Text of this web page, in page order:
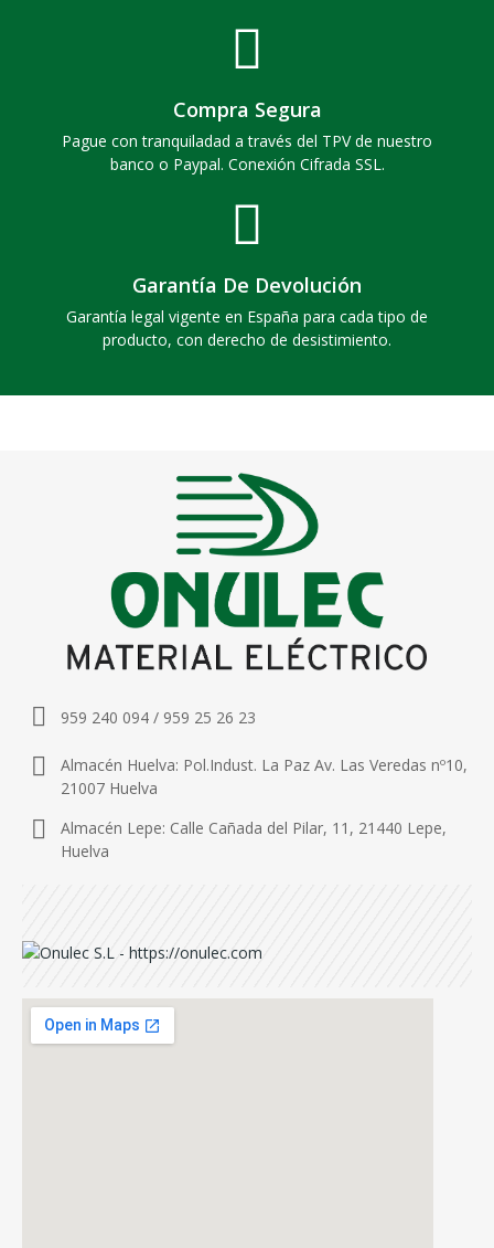
Compra Segura
Pague con tranquiladad a través del TPV de nuestro
banco o Paypal. Conexión Cifrada SSL.
Garantía De Devolución
Garantía legal vigente en España para cada tipo de
producto, con derecho de desistimiento.
959 240 094 / 959 25 26 23
Almacén Huelva: Pol.Indust. La Paz Av. Las Veredas nº10,
21007 Huelva
Almacén Lepe: Calle Cañada del Pilar, 11, 21440 Lepe,
Huelva